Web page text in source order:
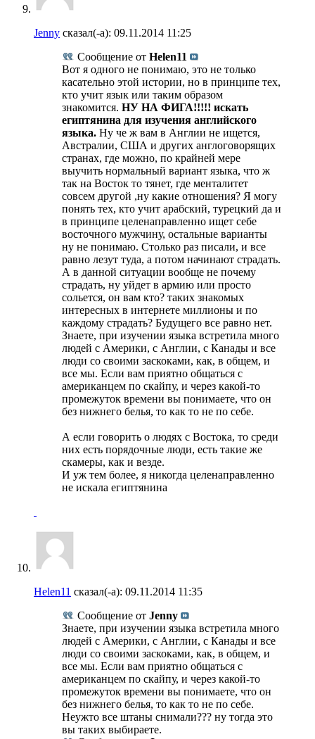
Jenny сказал(-а): 09.11.2014 11:25
Сообщение от Helen11
Вот я одного не понимаю, это не только
касательно этой истории, но в принципе тех,
кто учит язык или таким образом
знакомится. НУ НА ФИГА!!!!! искать
египтянина для изучения английского
языка. Ну че ж вам в Англии не ищется,
Австралии, США и других англоговорящих
странах, где можно, по крайней мере
выучить нормальный вариант языка, что ж
так на Восток то тянет, где менталитет
совсем другой ,ну какие отношения? Я могу
понять тех, кто учит арабский, турецкий да и
в принципе целенаправленно ищет себе
восточного мужчину, остальные варианты
ну не понимаю. Столько раз писали, и все
равно лезут туда, а потом начинают страдать.
А в данной ситуации вообще не почему
страдать, ну уйдет в армию или просто
сольется, он вам кто? таких знакомых
интересных в интернете миллионы и по
каждому страдать? Будущего все равно нет.
Знаете, при изучении языка встретила много
людей с Америки, с Англии, с Канады и все
люди со своими заскоками, как, в общем, и
все мы. Если вам приятно общаться с
американцем по скайпу, и через какой-то
промежуток времени вы понимаете, что он
без нижнего белья, то как то не по себе.
А если говорить о людях с Востока, то среди
них есть порядочные люди, есть такие же
скамеры, как и везде.
И уж тем более, я никогда целенаправленно
не искала египтянина
Helen11 сказал(-а): 09.11.2014 11:35
Сообщение от Jenny
Знаете, при изучении языка встретила много
людей с Америки, с Англии, с Канады и все
люди со своими заскоками, как, в общем, и
все мы. Если вам приятно общаться с
американцем по скайпу, и через какой-то
промежуток времени вы понимаете, что он
без нижнего белья, то как то не по себе.
Неужто все штаны снимали??? ну тогда это
вы таких выбираете.